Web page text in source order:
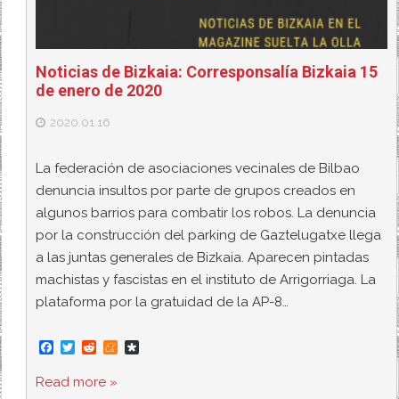
Noticias de Bizkaia: Corresponsalía Bizkaia 15
de enero de 2020
2020.01.16
La federación de asociaciones vecinales de Bilbao
denuncia insultos por parte de grupos creados en
algunos barrios para combatir los robos. La denuncia
por la construcción del parking de Gaztelugatxe llega
a las juntas generales de Bizkaia. Aparecen pintadas
machistas y fascistas en el instituto de Arrigorriaga. La
plataforma por la gratuidad de la AP-8…
F
e
T
t
R
d
M
Read more »